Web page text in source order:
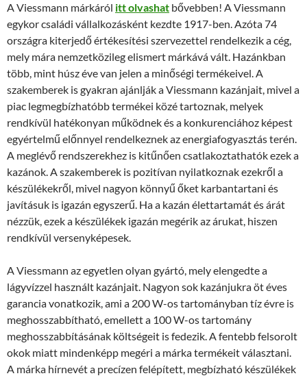
A Viessmann márkáról itt olvashat bővebben! A Viessmann
egykor családi vállalkozásként kezdte 1917-ben. Azóta 74
országra kiterjedő értékesítési szervezettel rendelkezik a cég,
mely mára nemzetközileg elismert márkává vált. Hazánkban
több, mint húsz éve van jelen a minőségi termékeivel. A
szakemberek is gyakran ajánlják a Viessmann kazánjait, mivel a
piac legmegbízhatóbb termékei közé tartoznak, melyek
rendkívül hatékonyan működnek és a konkurenciához képest
egyértelmű előnnyel rendelkeznek az energiafogyasztás terén.
A meglévő rendszerekhez is kitűnően csatlakoztathatók ezek a
kazánok. A szakemberek is pozitívan nyilatkoznak ezekről a
készülékekről, mivel nagyon könnyű őket karbantartani és
javításuk is igazán egyszerű. Ha a kazán élettartamát és árát
nézzük, ezek a készülékek igazán megérik az árukat, hiszen
rendkívül versenyképesek.
A Viessmann az egyetlen olyan gyártó, mely elengedte a
lágyvízzel használt kazánjait. Nagyon sok kazánjukra öt éves
garancia vonatkozik, ami a 200 W-os tartományban tíz évre is
meghosszabbítható, emellett a 100 W-os tartomány
meghosszabbításának költségeit is fedezik. A fentebb felsorolt
okok miatt mindenképp megéri a márka termékeit választani.
A márka hírnevét a precízen felépített, megbízható készülékek